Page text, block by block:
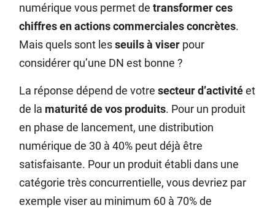
numérique vous permet detransformer ces
chiffres en actions commerciales concrètes.
Mais quels sont lesseuils à viser pour
considérer qu’une DN est bonne ?
La réponse dépend de votresecteur d’activitéet
de la maturité de vos produits. Pour un produit
en phase de lancement, une distribution
numérique de 30 à 40% peut déjà être
satisfaisante. Pour un produit établi dans une
catégorie très concurrentielle, vous devriez par
exemple viser au minimum 60 à 70% de